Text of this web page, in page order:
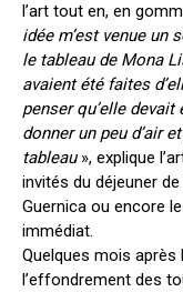
l’art tout en, en
idée m’est venue un
le tableau de Mona
avaient été faites
penser qu’elle
donner un peu d’air
tableau», explique
invités du déjeuner
Guernica ou encore
immédiat.
Quelques mois après
l’effondrement des